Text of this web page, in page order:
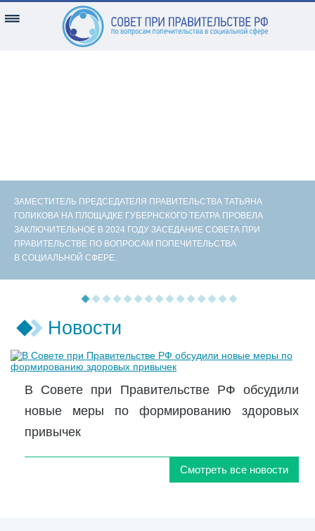
ЗАМЕСТИТЕЛЬ ПРЕДСЕДАТЕЛЯ ПРАВИТЕЛЬСТВА ТАТЬЯНА
ГОЛИКОВА НА ПЛОЩАДКЕ ГУБЕРНСКОГО ТЕАТРА ПРОВЕЛА
ЗАКЛЮЧИТЕЛЬНОЕ В 2024 ГОДУ ЗАСЕДАНИЕ СОВЕТА ПРИ
ПРАВИТЕЛЬСТВЕ ПО ВОПРОСАМ ПОПЕЧИТЕЛЬСТВА
В СОЦИАЛЬНОЙ СФЕРЕ.
Новости
В Совете при Правительстве РФ обсудили
новые меры по формированию здоровых
привычек
Смотреть все новости